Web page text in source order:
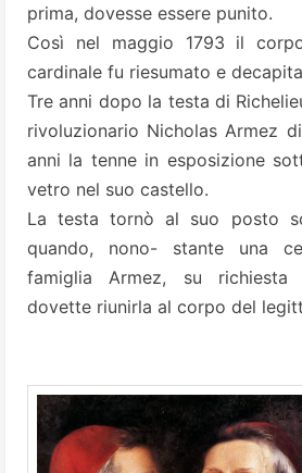
prima, dovesse essere punito.
Così nel maggio 1793 il
cardinale fu riesumato e
Tre anni dopo la testa di
rivoluzionario Nicholas Armez
anni la tenne in esposizione
vetro nel suo castello.
La testa tornò al suo posto
quando, nono- stante una
famiglia Armez, su richiesta
dovette riunirla al corpo del